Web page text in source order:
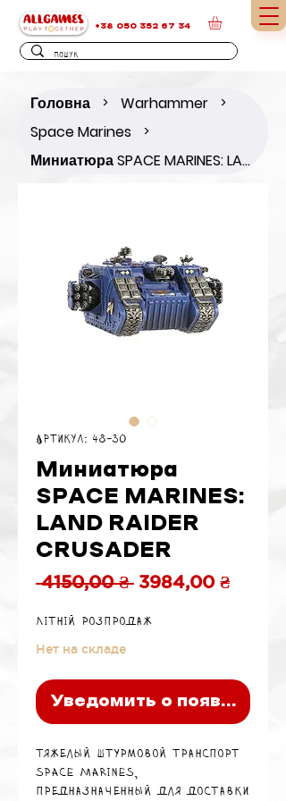
+38 050 352 67 34
Головна > Warhammer >
Space Marines >
Миниатюра SPACE MARINES: LAND RAIDER CRUSADER
Артикул: 48-30
Миниатюра
SPACE MARINES:
LAND RAIDER
CRUSADER
4150,00 ₴ Обычная
3984,00 ₴
Літній розпродаж
Нет на складе
Уведомить о появлении
Тяжелый штурмовой транспорт
Space Marines,
предназначенный для доставки